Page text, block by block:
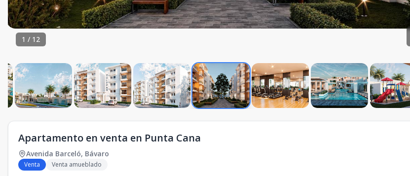
1 / 12
Apartamento en venta en Punta Cana
Avenida Barceló, Bávaro
Venta Venta amueblado